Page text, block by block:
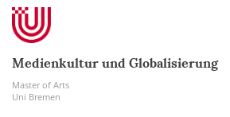
Medienkultur und Globalisierung
Master of Arts
Uni Bremen